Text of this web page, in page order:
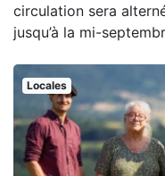
circulation sera
jusqu’à la mi-
Locales